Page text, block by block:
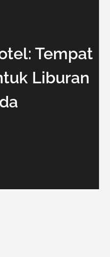
Tempat
Liburan